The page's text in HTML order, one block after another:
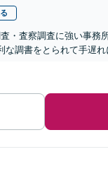
・査察調査に強い事
調書をとられて手遅れ